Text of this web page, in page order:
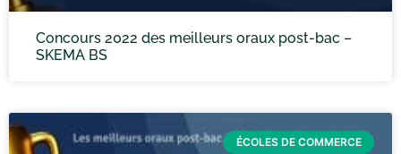
Concours 2022 des meilleurs oraux post-bac –
SKEMA BS
ÉCOLES DE COMMERCE